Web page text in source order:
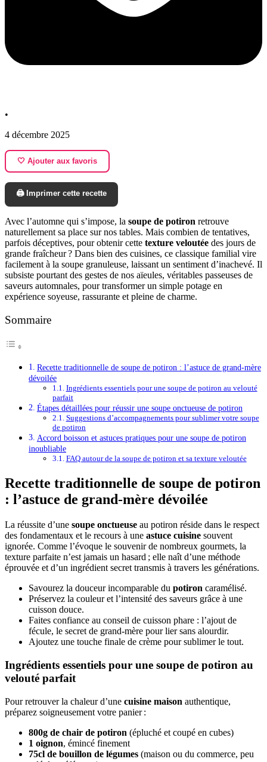
•
4 décembre 2025
🤍 Ajouter aux favoris
🖨️ Imprimer cette recette
Avec l’automne qui s’impose, la soupe de potiron retrouve
naturellement sa place sur nos tables. Mais combien de tentatives,
parfois déceptives, pour obtenir cette texture veloutée des jours de
grande fraîcheur ? Dans bien des cuisines, ce classique familial vire
facilement à la soupe granuleuse, laissant un sentiment d’inachevé. Il
subsiste pourtant des gestes de nos aïeules, véritables passeuses de
saveurs automnales, pour transformer un simple potage en
expérience soyeuse, rassurante et pleine de charme.
Sommaire
Recette traditionnelle de soupe de potiron : l’astuce de grand-mère
dévoilée
Ingrédients essentiels pour une soupe de potiron au velouté
parfait
Étapes détaillées pour réussir une soupe onctueuse de potiron
Suggestions d’accompagnements pour sublimer votre soupe
de potiron
Accord boisson et astuces pratiques pour une soupe de potiron
inoubliable
FAQ autour de la soupe de potiron et sa texture veloutée
Recette traditionnelle de soupe de potiron
: l’astuce de grand-mère dévoilée
La réussite d’une soupe onctueuse au potiron réside dans le respect
des fondamentaux et le recours à une astuce cuisine souvent
ignorée. Comme l’évoque le souvenir de nombreux gourmets, la
texture parfaite n’est jamais un hasard ; elle naît d’une méthode
éprouvée et d’un ingrédient secret transmis à travers les générations.
Savourez la douceur incomparable du potiron caramélisé.
Préservez la couleur et l’intensité des saveurs grâce à une
cuisson douce.
Faites confiance au conseil de cuisson phare : l’ajout de
fécule, le secret de grand-mère pour lier sans alourdir.
Ajoutez une touche finale de crème pour sublimer le tout.
Ingrédients essentiels pour une soupe de potiron au
velouté parfait
Pour retrouver la chaleur d’une cuisine maison authentique,
préparez soigneusement votre panier :
800g de chair de potiron (épluché et coupé en cubes)
1 oignon, émincé finement
75cl de bouillon de légumes (maison ou du commerce, peu